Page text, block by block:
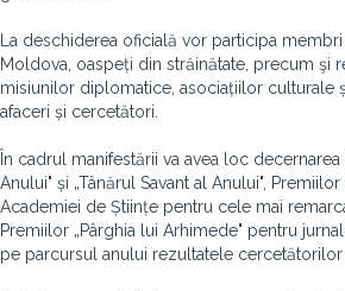
La deschiderea oficială vor participa
Moldova, oaspeți din străinătate, precum şi
misiunilor diplomatice, asociațiilor culturale
afaceri și cercetători.
În cadrul manifestării va avea loc decernarea
Anului" și „Tânărul Savant al Anului",
Academiei de Științe pentru cele mai
Premiilor „Pârghia lui Arhimede" pentru
pe parcursul anului rezultatele